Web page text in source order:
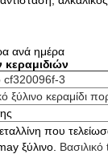
ανά ημέρα
κεραμιδιών
cf320096f-3
ξύλινο κεραμίδι
που
ξύλινο.